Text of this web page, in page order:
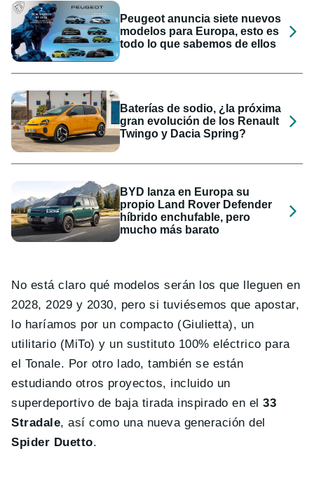
Peugeot anuncia siete nuevos
modelos para Europa, esto es
todo lo que sabemos de ellos
Baterías de sodio, ¿la próxima
gran evolución de los Renault
Twingo y Dacia Spring?
BYD lanza en Europa su
propio Land Rover Defender
híbrido enchufable, pero
mucho más barato
No está claro qué modelos serán los que lleguen en
2028, 2029 y 2030, pero si tuviésemos que apostar,
lo haríamos por un compacto (Giulietta), un
utilitario (MiTo) y un sustituto 100% eléctrico para
el Tonale. Por otro lado, también se están
estudiando otros proyectos, incluido un
superdeportivo de baja tirada inspirado en el33
Stradale, así como una nueva generación del
Spider Duetto.